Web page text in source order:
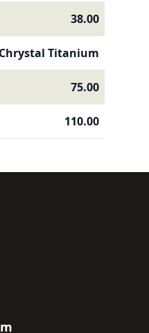
38.00
Chrystal Titanium
75.00
110.00